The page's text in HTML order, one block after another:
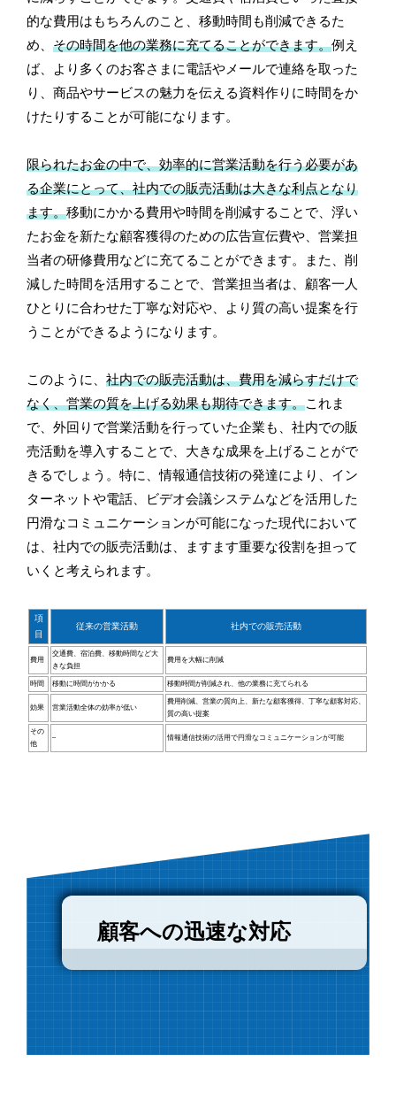
的な費用はもちろんのこと、移動時間も削減できるた
め、その時間を他の業務に充てることができます。例え
ば、より多くのお客さまに電話やメールで連絡を取った
り、商品やサービスの魅力を伝える資料作りに時間をか
けたりすることが可能になります。
限られたお金の中で、効率的に営業活動を行う必要があ
る企業にとって、社内での販売活動は大きな利点となり
ます。移動にかかる費用や時間を削減することで、浮い
たお金を新たな顧客獲得のための広告宣伝費や、営業担
当者の研修費用などに充てることができます。また、削
減した時間を活用することで、営業担当者は、顧客一人
ひとりに合わせた丁寧な対応や、より質の高い提案を行
うことができるようになります。
このように、社内での販売活動は、費用を減らすだけで
なく、営業の質を上げる効果も期待できます。これま
で、外回りで営業活動を行っていた企業も、社内での販
売活動を導入することで、大きな成果を上げることがで
きるでしょう。特に、情報通信技術の発達により、イン
ターネットや電話、ビデオ会議システムなどを活用した
円滑なコミュニケーションが可能になった現代において
は、社内での販売活動は、ますます重要な役割を担って
いくと考えられます。
項
目
従来の営業活動 社内での販売活動
費用
交通費、宿泊費、移動時間など大
きな負担
費用を大幅に削減
時間 移動に時間がかかる 移動時間が削減され、他の業務に充てられる
効果 営業活動全体の効率が低い
費用削減、営業の質向上、新たな顧客獲得、丁寧な顧客対応、
質の高い提案
その
他
– 情報通信技術の活用で円滑なコミュニケーションが可能
顧客への迅速な対応